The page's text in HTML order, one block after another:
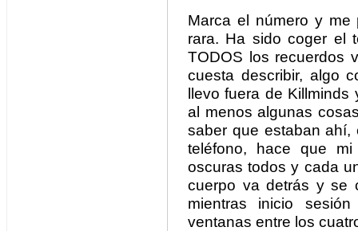
Marca el número y me
rara. Ha sido coger el
TODOS los recuerdos
cuesta describir, algo
llevo fuera de
al menos algunas
saber que estaban
teléfono, hace que
oscuras todos y cada
cuerpo va detrás y se
mientras inicio
ventanas entre los